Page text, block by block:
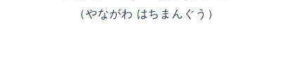
（やながわ はちまんぐう）